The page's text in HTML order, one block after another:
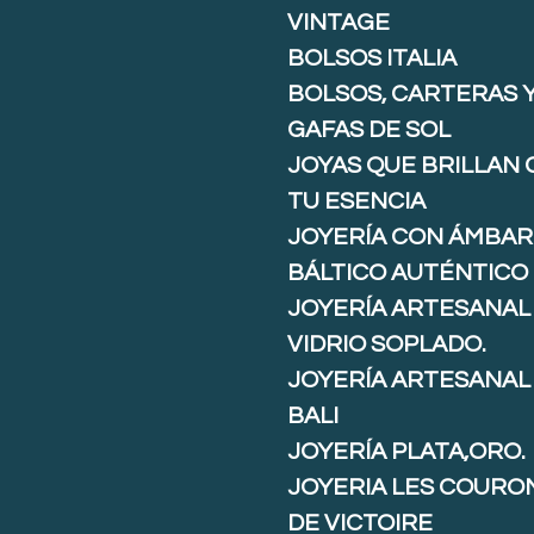
VINTAGE
BOLSOS ITALIA
BOLSOS, CARTERAS
GAFAS DE SOL
JOYAS QUE BRILLAN
TU ESENCIA
JOYERÍA CON ÁMBAR
BÁLTICO AUTÉNTICO
JOYERÍA ARTESANAL
VIDRIO SOPLADO.
JOYERÍA ARTESANAL
BALI
JOYERÍA PLATA,ORO.
JOYERIA LES
DE VICTOIRE